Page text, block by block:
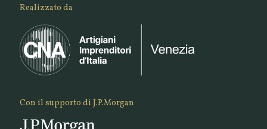
Realizzato da
Con il supporto di J.P.Morgan